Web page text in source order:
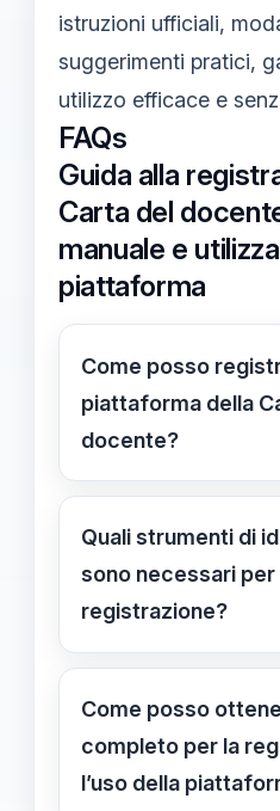
istruzioni ufficiali,
suggerimenti pratici,
utilizzo efficace e
FAQs
Guida alla
Carta del
manuale e
piattaforma
Come posso
piattaforma della
docente?
Per registrarti,
Accedi" sulla
tuoi dati personali.
SPID o CIE e
dettagli.
Quali strumenti di
sono necessari per
registrazione?
È necessario
livello 2 o superiore
di Identità
sicurezza e validità
Come posso
completo per la
l’uso della